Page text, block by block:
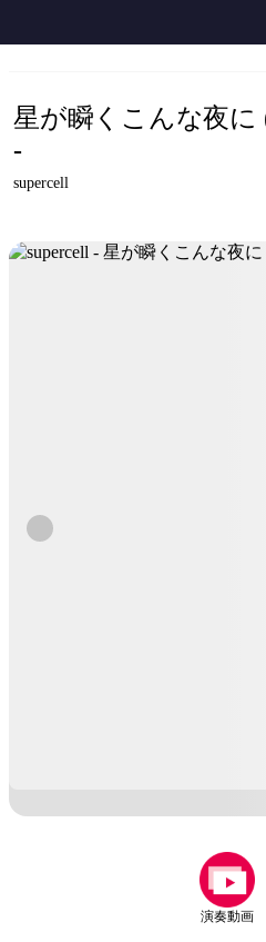
星が瞬くこんな夜に
-
supercell
演奏動画